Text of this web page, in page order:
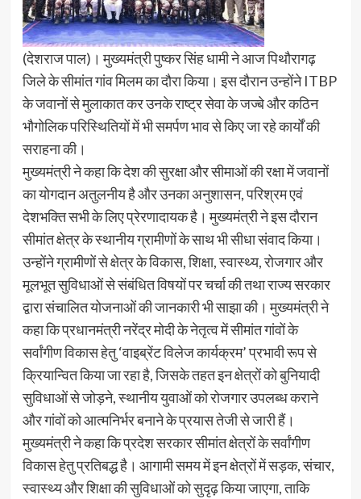
(देशराज पाल)। मुख्यमंत्री पुष्कर सिंह धामी ने आज पिथौरागढ़
जिले के सीमांत गांव मिलम का दौरा किया। इस दौरान उन्होंने ITBP
के जवानों से मुलाकात कर उनके राष्ट्र सेवा के जज्बे और कठिन
भौगोलिक परिस्थितियों में भी समर्पण भाव से किए जा रहे कार्यों की
सराहना की।
मुख्यमंत्री ने कहा कि देश की सुरक्षा और सीमाओं की रक्षा में जवानों
का योगदान अतुलनीय है और उनका अनुशासन, परिश्रम एवं
देशभक्ति सभी के लिए प्रेरणादायक है। मुख्यमंत्री ने इस दौरान
सीमांत क्षेत्र के स्थानीय ग्रामीणों के साथ भी सीधा संवाद किया।
उन्होंने ग्रामीणों से क्षेत्र के विकास, शिक्षा, स्वास्थ्य, रोजगार और
मूलभूत सुविधाओं से संबंधित विषयों पर चर्चा की तथा राज्य सरकार
द्वारा संचालित योजनाओं की जानकारी भी साझा की। मुख्यमंत्री ने
कहा कि प्रधानमंत्री नरेंद्र मोदी के नेतृत्व में सीमांत गांवों के
सर्वांगीण विकास हेतु ‘वाइब्रेंट विलेज कार्यक्रम’ प्रभावी रूप से
क्रियान्वित किया जा रहा है, जिसके तहत इन क्षेत्रों को बुनियादी
सुविधाओं से जोड़ने, स्थानीय युवाओं को रोजगार उपलब्ध कराने
और गांवों को आत्मनिर्भर बनाने के प्रयास तेजी से जारी हैं।
मुख्यमंत्री ने कहा कि प्रदेश सरकार सीमांत क्षेत्रों के सर्वांगीण
विकास हेतु प्रतिबद्ध है। आगामी समय में इन क्षेत्रों में सड़क, संचार,
स्वास्थ्य और शिक्षा की सुविधाओं को सुदृढ़ किया जाएगा, ताकि